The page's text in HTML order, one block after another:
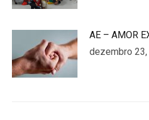
AE – AMOR
dezembro